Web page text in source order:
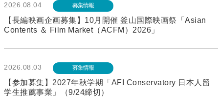
2026.08.04 募集情報
【長編映画企画募集】10月開催 釜山国際映画祭「Asian
Contents ＆ Film Market（ACFM）2026」
2026.08.03 募集情報
【参加募集】2027年秋学期「AFI Conservatory 日本人留
学生推薦事業」（9/24締切）